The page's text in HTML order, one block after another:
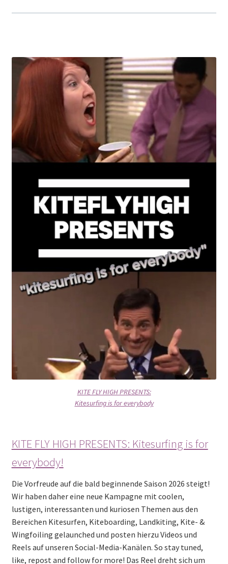
KITE FLY HIGH PRESENTS:
Kitesurfing is for everybody
KITE FLY HIGH PRESENTS: Kitesurfing is for
everybody!
Die Vorfreude auf die bald beginnende Saison 2026 steigt!
Wir haben daher eine neue Kampagne mit coolen,
lustigen, interessanten und kuriosen Themen aus den
Bereichen Kitesurfen, Kiteboarding, Landkiting, Kite- &
Wingfoiling gelaunched und posten hierzu Videos und
Reels auf unseren Social-Media-Kanälen. So stay tuned,
like, repost and follow for more! Das Reel dreht sich um